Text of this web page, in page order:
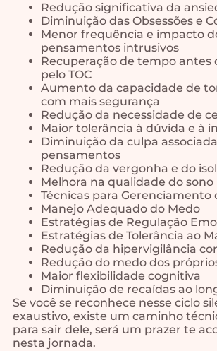
Redução significativa da
Diminuição das Obsessões e
Menor frequência e impacto
pensamentos intrusivos
Recuperação de tempo antes
pelo TOC
Aumento da capacidade de
com mais segurança
Redução da necessidade de
Maior tolerância à dúvida e à
Diminuição da culpa
pensamentos
Redução da vergonha e do
Melhora na qualidade do sono
Técnicas para Gerenciamento
Manejo Adequado do Medo
Estratégias de Regulação
Estratégias de Tolerância ao
Redução da hipervigilância
Redução do medo dos
Maior flexibilidade cognitiva
Diminuição de recaídas ao
Se você se reconhece nesse ciclo
exaustivo, existe um caminho
para sair dele, será um prazer te
nesta jornada.